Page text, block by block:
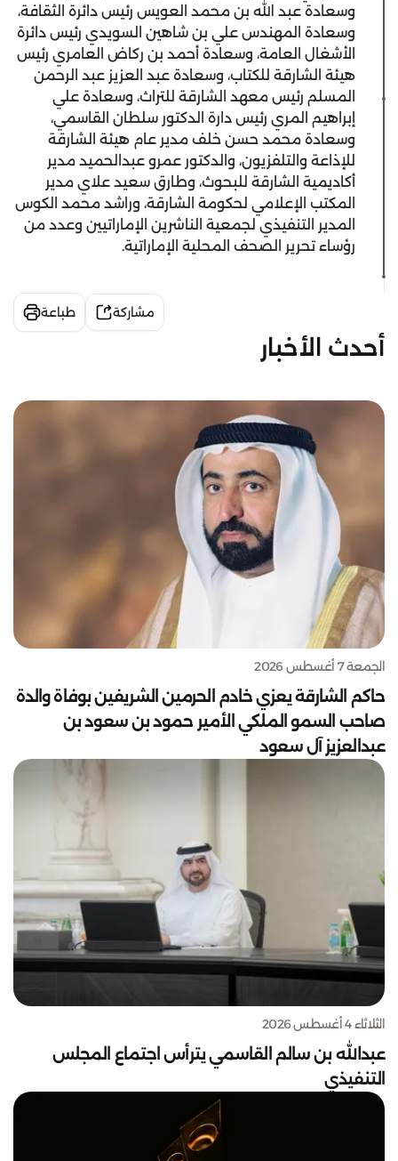
وسعادة عبد الله بن محمد العويس رئيس دائرة الثقافة،
وسعادة المهندس علي بن شاهين السويدي رئيس دائرة
الأشغال العامة، وسعادة أحمد بن ركاض العامري رئيس
هيئة الشارقة للكتاب، وسعادة عبد العزيز عبد الرحمن
المسلم رئيس معهد الشارقة للتراث، وسعادة علي
إبراهيم المري رئيس دارة الدكتور سلطان القاسمي،
وسعادة محمد حسن خلف مدير عام هيئة الشارقة
للإذاعة والتلفزيون، والدكتور عمرو عبدالحميد مدير
أكاديمية الشارقة للبحوث، وطارق سعيد علاي مدير
المكتب الإعلامي لحكومة الشارقة، وراشد محمد الكوس
المدير التنفيذي لجمعية الناشرين الإماراتيين وعدد من
رؤساء تحرير الصحف المحلية الإماراتية.
مشاركة طباعة
أحدث الأخبار
الجمعة 7 أغسطس 2026
حاكم الشارقة يعزي خادم الحرمين الشريفين بوفاة والدة
صاحب السمو الملكي الأمير حمود بن سعود بن
عبدالعزيز آل سعود
الثلاثاء 4 أغسطس 2026
عبدالله بن سالم القاسمي يترأس اجتماع المجلس
التنفيذي